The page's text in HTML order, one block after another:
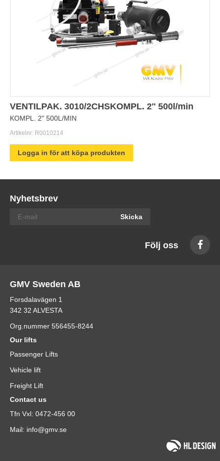
VENTILPAK. 3010/2CHSKOMPL. 2'' 500l/min
KOMPL. 2" 500L/MIN
Artikelnr: R0010214
Logga in för att köpa produkten
Nyhetsbrev
Skicka
Följ oss
GMV Sweden AB
Forsdalavägen 1
342 32 ALVESTA
Org.nummer 556455-8244
Our lifts
Passenger Lifts
Vehicle lift
Freight Lift
Contact us
Tfn Vxl: 0472-456 00
Mail: info@gmv.se